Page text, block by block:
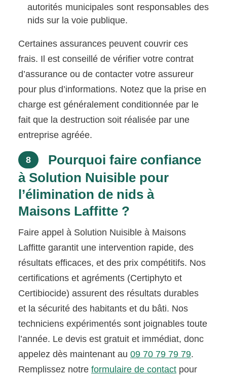
autorités municipales sont responsables des
nids sur la voie publique.
Certaines assurances peuvent couvrir ces
frais. Il est conseillé de vérifier votre contrat
d’assurance ou de contacter votre assureur
pour plus d’informations. Notez que la prise en
charge est généralement conditionnée par le
fait que la destruction soit réalisée par une
entreprise agréée.
8
Pourquoi faire confiance
à Solution Nuisible pour
l’élimination de nids à
Maisons Laffitte ?
Faire appel à Solution Nuisible à Maisons
Laffitte garantit une intervention rapide, des
résultats efficaces, et des prix compétitifs. Nos
certifications et agréments (Certiphyto et
Certibiocide) assurent des résultats durables
et la sécurité des habitants et du bâti. Nos
techniciens expérimentés sont joignables toute
l’année. Le devis est gratuit et immédiat, donc
appelez dès maintenant au09 70 79 79 79.
Remplissez notreformulaire de contact pour